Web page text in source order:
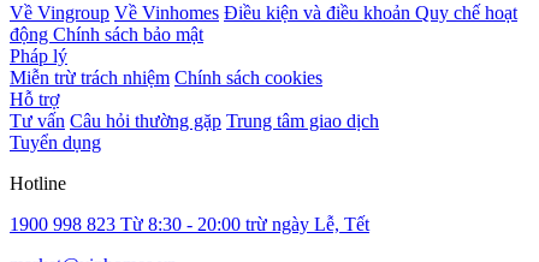
Về Vingroup Về Vinhomes Điều kiện và điều khoản Quy chế hoạt
động Chính sách bảo mật
Pháp lý
Miễn trừ trách nhiệm Chính sách cookies
Hỗ trợ
Tư vấn Câu hỏi thường gặp Trung tâm giao dịch
Tuyển dụng
Hotline
1900 998 823 Từ 8:30 - 20:00 trừ ngày Lễ, Tết